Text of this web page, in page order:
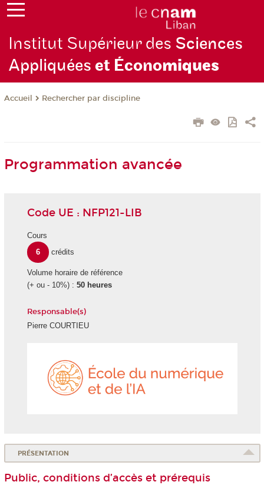
Institut Supérieur des Sciences
Appliquéeset Économiques
Accueil Rechercher par discipline
Programmation avancée
Code UE : NFP121-LIB
Cours
6
crédits
Volume horaire de référence
(+ ou - 10%) : 50 heures
Responsable(s)
Pierre COURTIEU
PRÉSENTATION
Public, conditions d’accès et prérequis